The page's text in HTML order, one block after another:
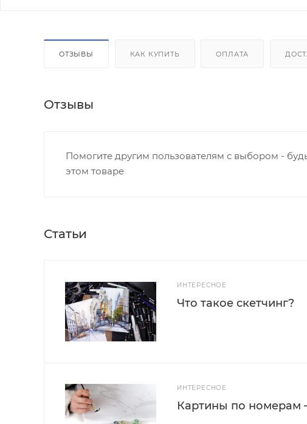
ОТЗЫВЫ КАК КУПИТЬ ОПЛАТА
Отзывы
Помогите другим пользователям с выбором -
этом товаре
Статьи
ИНТЕРЕСНОЕ
Что такое скетчинг?
ИНТЕРЕСНОЕ
Картины по номерам